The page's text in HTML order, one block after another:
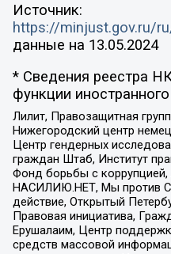
Источник:
https://minjust.gov.ru/
данные на 13.05.2024
* Сведения реестра
функции иностранного
Лилит, Правозащитная
Нижегородский центр
Центр гендерных
граждан Штаб, Институт
Фонд борьбы с коррупцией,
НАСИЛИЮ.НЕТ, Мы против
действие, Открытый
Правовая инициатива,
Ерушалаим, Центр
средств массовой